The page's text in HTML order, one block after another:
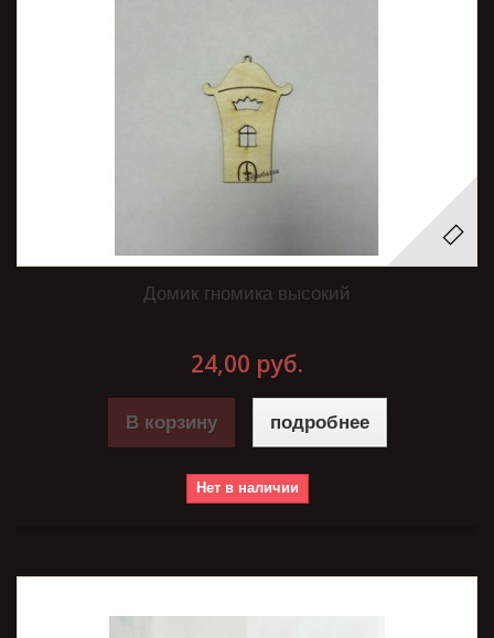
Домик гномика высокий
24,00 руб.
В корзину подробнее
Нет в наличии